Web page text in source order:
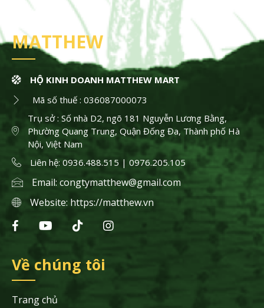
MATTHEW
HỘ KINH DOANH MATTHEW MART
Mã số thuế : 036087000073
Trụ sở : Số nhà D2, ngõ 181 Nguyễn Lương Bằng,
Phường Quang Trung, Quận Đống Đa, Thành phố Hà
Nội, Việt Nam
Liên hệ: 0936.488.515 | 0976.205.105
Email: congtymatthew@gmail.com
Website: https://matthew.vn
Về chúng tôi
Trang chủ